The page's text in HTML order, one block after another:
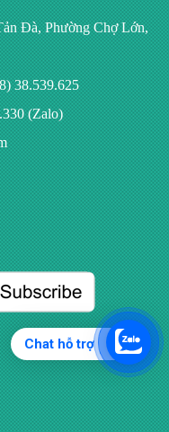
Đà, Phường Chợ Lớn,
38.539.625
(Zalo)
Chat hỗ trợ